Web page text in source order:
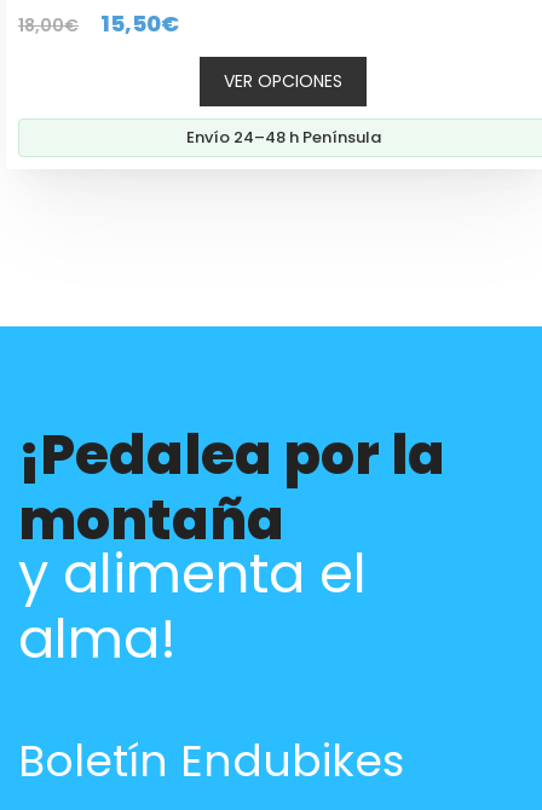
5
18,00€
El
era:
18,00€.
15,50€El
precio
actual
es:
15,50€.
VER OPCIONES
Envío 24–48 h Península
¡Pedalea por la
montaña
y alimenta el
alma!
Boletín Endubikes